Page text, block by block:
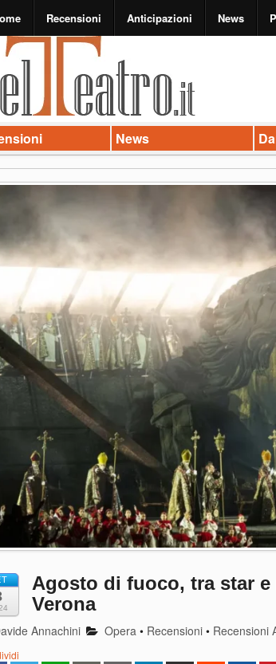
Recensioni Anticipazioni News
News
Agosto di fuoco, tra star e
Verona
Annachini Opera • Recensioni • Recensioni